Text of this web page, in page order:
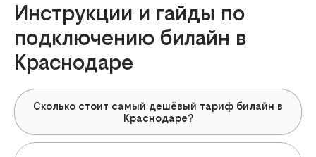
Инструкции и гайды по
подключению билайн в
Краснодаре
Сколько стоит самый дешёвый тариф билайн в
Краснодаре?